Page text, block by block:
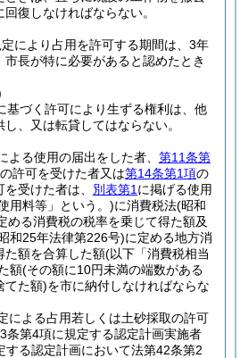
復しなければならない。
により占用を許可する期間は、3年
市長が特に必要があると認めたとき
基づく許可により生ずる権利は、他
、又は転貸してはならない。
よる使用の届出をした者、 第11条第
許可を受けた者又は第14条第1項の
受けた者は、 別表第1 に掲げる使用
用料等」という。)に消費税法(昭和
める消費税の税率を乗じて得た額及
和25年法律第226号)に定める地方消
た額を合算した額(以下「消費税相当
額(その額に10円未満の端数がある
てた額)を市に納付しなければならな
による占用若しくは土砂採取の許可
条第4項に規定する認定計画実施者
する認定計画において法第42条第2